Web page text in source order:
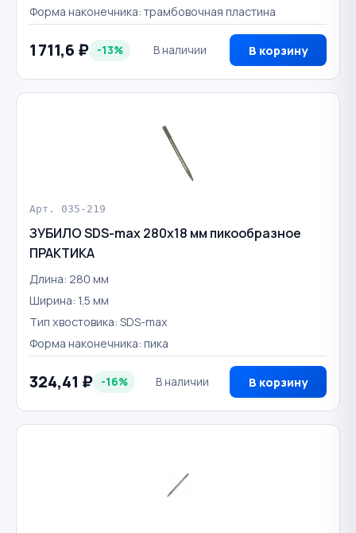
Форма наконечника: трамбовочная пластина
1 711,6 ₽ -13% В наличии В корзину
Арт. 035-219
ЗУБИЛО SDS-max 280х18 мм пикообразное
ПРАКТИКА
Длина: 280 мм
Ширина: 1.5 мм
Тип хвостовика: SDS-max
Форма наконечника: пика
324,41 ₽ -16% В наличии В корзину